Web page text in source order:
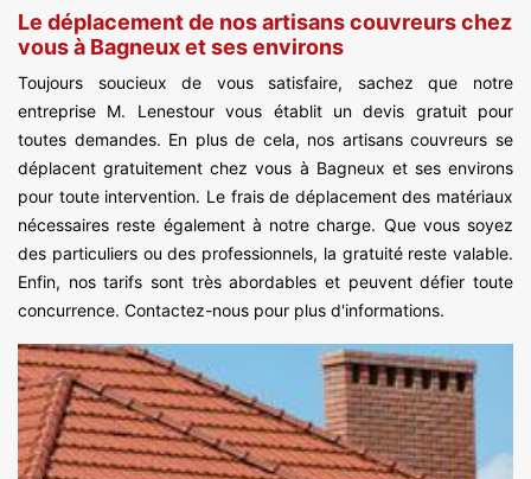
Le déplacement de nos artisans couvreurs chez
vous à Bagneux et ses environs
Toujours soucieux de vous satisfaire, sachez que notre
entreprise M. Lenestour vous établit un devis gratuit pour
toutes demandes. En plus de cela, nos artisans couvreurs se
déplacent gratuitement chez vous à Bagneux et ses environs
pour toute intervention. Le frais de déplacement des matériaux
nécessaires reste également à notre charge. Que vous soyez
des particuliers ou des professionnels, la gratuité reste valable.
Enfin, nos tarifs sont très abordables et peuvent défier toute
concurrence. Contactez-nous pour plus d'informations.